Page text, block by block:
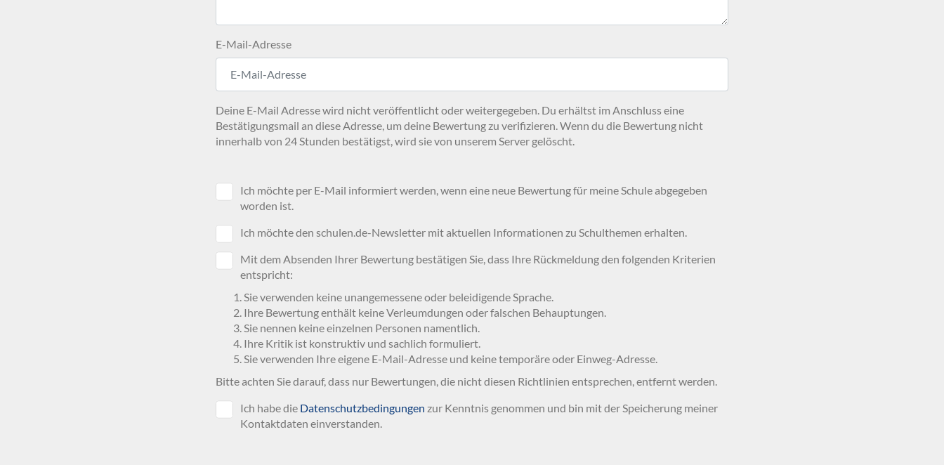
E-Mail-Adresse
Deine E-Mail Adresse wird nicht veröffentlicht oder weitergegeben. Du erhältst im Anschluss eine
Bestätigungsmail an diese Adresse, um deine Bewertung zu verifizieren. Wenn du die Bewertung nicht
innerhalb von 24 Stunden bestätigst, wird sie von unserem Server gelöscht.
Ich möchte per E-Mail informiert werden, wenn eine neue Bewertung für meine Schule abgegeben
worden ist.
Ich möchte den schulen.de-Newsletter mit aktuellen Informationen zu Schulthemen erhalten.
Mit dem Absenden Ihrer Bewertung bestätigen Sie, dass Ihre Rückmeldung den folgenden Kriterien
entspricht:
Sie verwenden keine unangemessene oder beleidigende Sprache.
Ihre Bewertung enthält keine Verleumdungen oder falschen Behauptungen.
Sie nennen keine einzelnen Personen namentlich.
Ihre Kritik ist konstruktiv und sachlich formuliert.
Sie verwenden Ihre eigene E-Mail-Adresse und keine temporäre oder Einweg-Adresse.
Bitte achten Sie darauf, dass nur Bewertungen, die nicht diesen Richtlinien entsprechen, entfernt werden.
Ich habe die Datenschutzbedingungen zur Kenntnis genommen und bin mit der Speicherung meiner
Kontaktdaten einverstanden.